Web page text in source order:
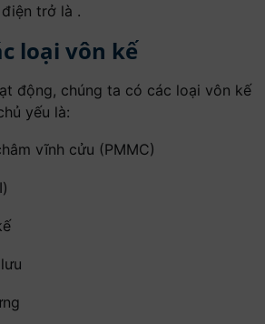
trở là .
loại vôn kế
động, chúng ta có các loại vôn kế
yếu là:
vĩnh cửu (PMMC)